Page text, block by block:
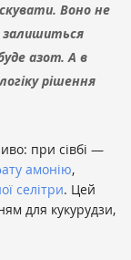
Воно не
залишиться
азот. А в
рішення
при сівбі —
амонію,
селітри. Цей
для кукурудзи,